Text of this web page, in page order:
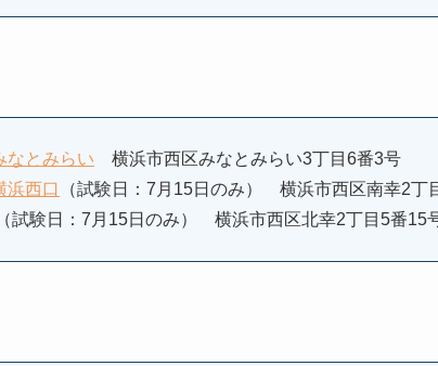
なとみらい 横浜市西区みなとみらい3丁目6番3号
浜西口
（試験日：7月15日のみ） 横浜市西区南幸2丁
（試験日：7月15日のみ） 横浜市西区北幸2丁目5番15